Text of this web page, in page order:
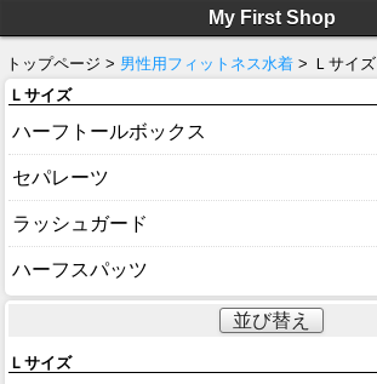
My First Shop
トップページ > 男性用フィットネス水着 > Ｌサイズ
Ｌサイズ
ハーフトールボックス
セパレーツ
ラッシュガード
ハーフスパッツ
並び替え
Ｌサイズ